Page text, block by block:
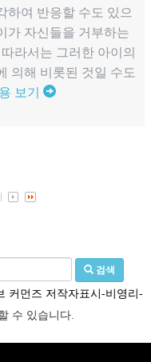
하여 반응할 수도 있으
가 자신들을 거부하는
라서는 그러한 아이의
의해 비롯된 것일 수도
보기
검색
커먼즈 저작자표시-비영리-
수 있습니다.